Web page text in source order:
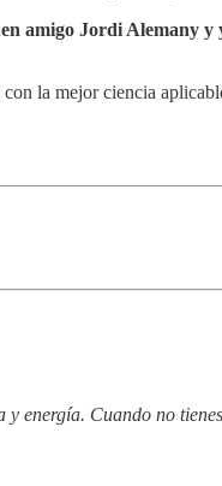
amigo Jordi
la mejor ciencia
energía. Cuando no